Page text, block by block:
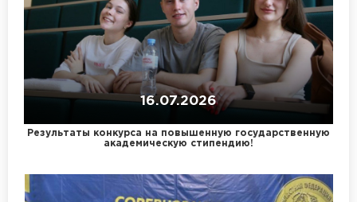
16.07.2026
Результаты конкурса на повышенную государственную
академическую стипендию!